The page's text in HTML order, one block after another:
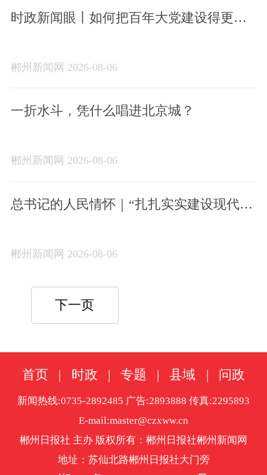
时政新闻眼丨如何把百年大党建设得更加
郴州新闻网 2026-08-06
一折水斗，凭什么唱进北京城？
郴州新闻网 2026-08-06
总书记的人民情怀｜“扎扎实实建设现代化
郴州新闻网 2026-08-06
下一页
首页 | 时政 | 专题 | 县域 | 问政
新闻热线:0735-2892485 广告:2893888 传真:2295893
E-mail:master@czxww.cn
郴州日报社 主办 版权所有：郴州日报社郴州新闻网
地址：苏仙北路郴州日报社大门旁